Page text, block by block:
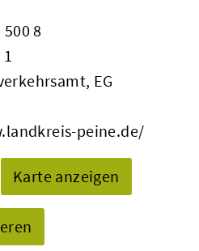
8
EG
peine.de/
Karte anzeigen